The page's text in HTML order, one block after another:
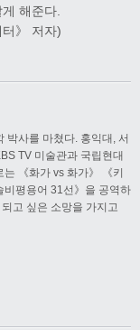
해준다.
》 저자)
박사를 마쳤다. 홍익대, 서
TV 미술관과 국립현대
《화가 vs 화가》 《키
비평용어 31선》을 공역하
고 싶은 소망을 가지고